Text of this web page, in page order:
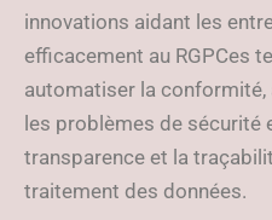
innovations aidant les
efficacement au RGPCes
automatiser la
les problèmes de sécurité
transparence et la
traitement des données.